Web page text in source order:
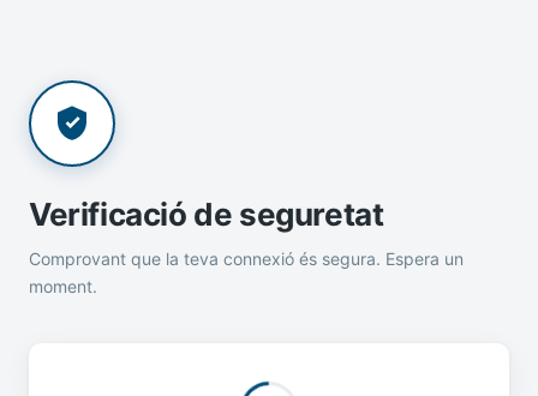
Verificació de seguretat
Comprovant que la teva connexió és segura. Espera un
moment.